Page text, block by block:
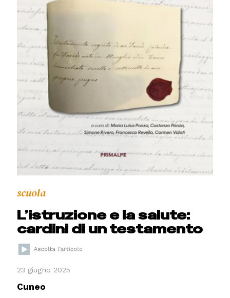
scuola
L’istruzione e la salute:
cardini di un testamento
23 giugno 2025
Cuneo